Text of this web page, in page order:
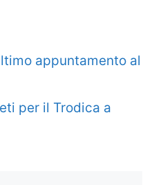
appuntamento al
per il Trodica a